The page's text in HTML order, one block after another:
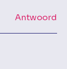
Antwoord